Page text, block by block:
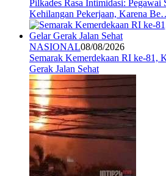
Pilkades Rasa Intimidasi: Pegawai
Kehilangan Pekerjaan, Karena
NASIONAL08/08/2026
Semarak Kemerdekaan RI ke-81,
Gerak Jalan Sehat